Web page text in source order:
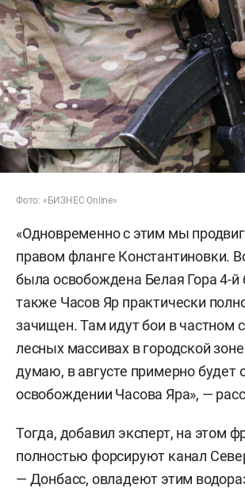
Фото: «БИЗНЕС Online»
«Одновременно с этим мы
правом фланге Константиновки.
была освобождена Белая Гора 4-й
также Часов Яр практически
зачищен. Там идут бои в частном
лесных массивах в городской
думаю, в августе примерно будет
освобождении Часова Яра», —
Тогда, добавил эксперт, на этом
полностью форсируют канал
— Донбасс, овладеют этим